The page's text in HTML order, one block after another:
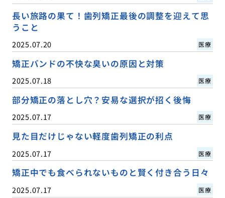
長い旅路の果て！歯列矯正最後の調整を迎えて思
うこと
2025.07.20 医療
矯正バンドの不快な臭いの原因と対策
2025.07.18 医療
部分矯正の落とし穴？安易な選択が招く後悔
2025.07.17 医療
見た目だけじゃない軽度歯列矯正の利点
2025.07.17 医療
矯正中でも食べられないものと賢く付き合う日々
2025.07.17 医療